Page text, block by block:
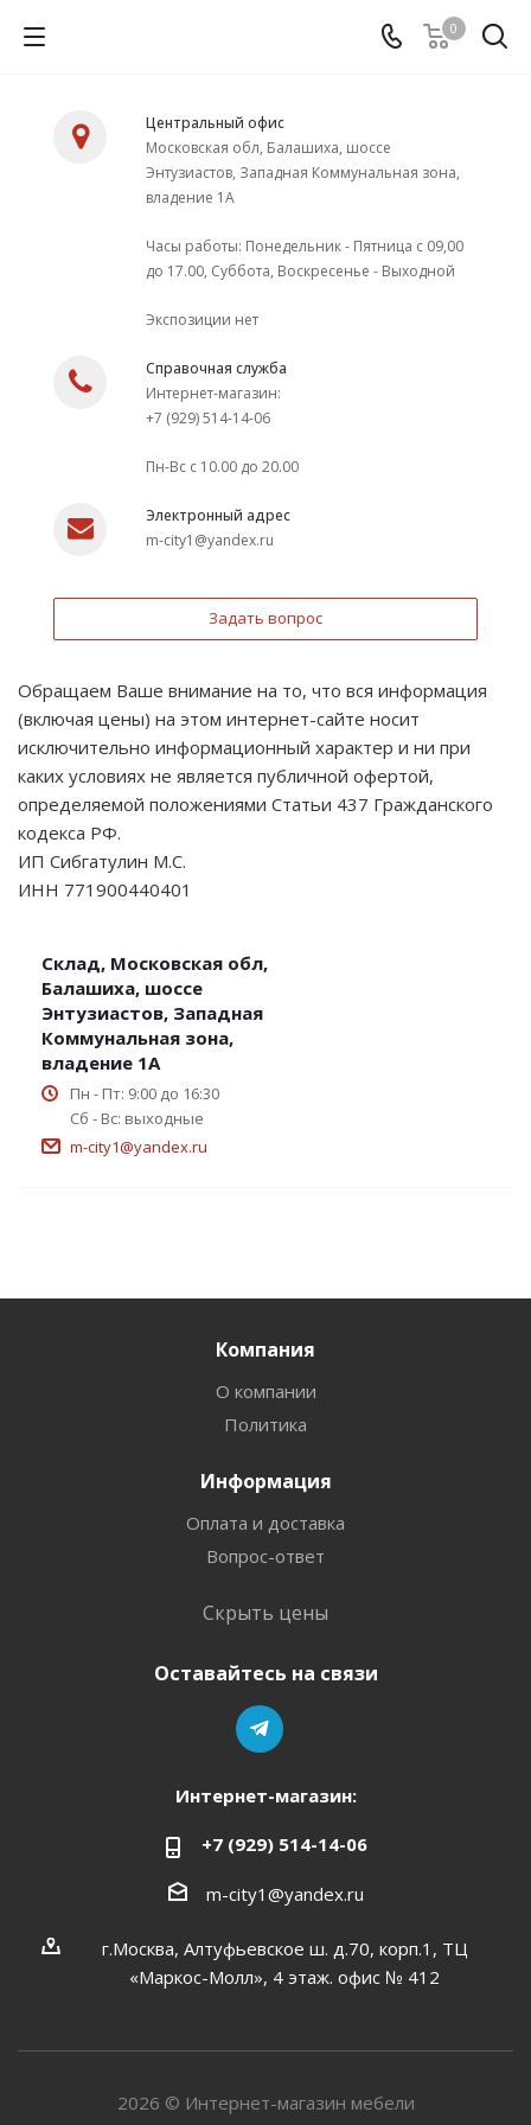
0
Центральный офис
Московская обл, Балашиха, шоссе
Энтузиастов, Западная Коммунальная зона,
владение 1А
Часы работы: Понедельник - Пятница с 09,00
до 17.00, Суббота, Воскресенье - Выходной
Экспозиции нет
Справочная служба
Интернет-магазин:
+7 (929) 514-14-06
Пн-Вс с 10.00 до 20.00
Электронный адрес
m-city1@yandex.ru
Задать вопрос
Обращаем Ваше внимание на то, что вся информация
(включая цены) на этом интернет-сайте носит
исключительно информационный характер и ни при
каких условиях не является публичной офертой,
определяемой положениями Статьи 437 Гражданского
кодекса РФ.
ИП Сибгатулин М.С.
ИНН 771900440401
Склад, Московская обл,
Балашиха, шоссе
Энтузиастов, Западная
Коммунальная зона,
владение 1А
Пн - Пт: 9:00 до 16:30
Сб - Вс: выходные
m-city1@yandex.ru
Компания
О компании
Политика
Информация
Оплата и доставка
Вопрос-ответ
Скрыть цены
Оставайтесь на связи
Интернет-магазин:
+7 (929) 514-14-06
m-city1@yandex.ru
г.Москва, Алтуфьевское ш. д.70, корп.1, ТЦ
«Маркос-Молл», 4 этаж. офис № 412
2026 © Интернет-магазин мебели